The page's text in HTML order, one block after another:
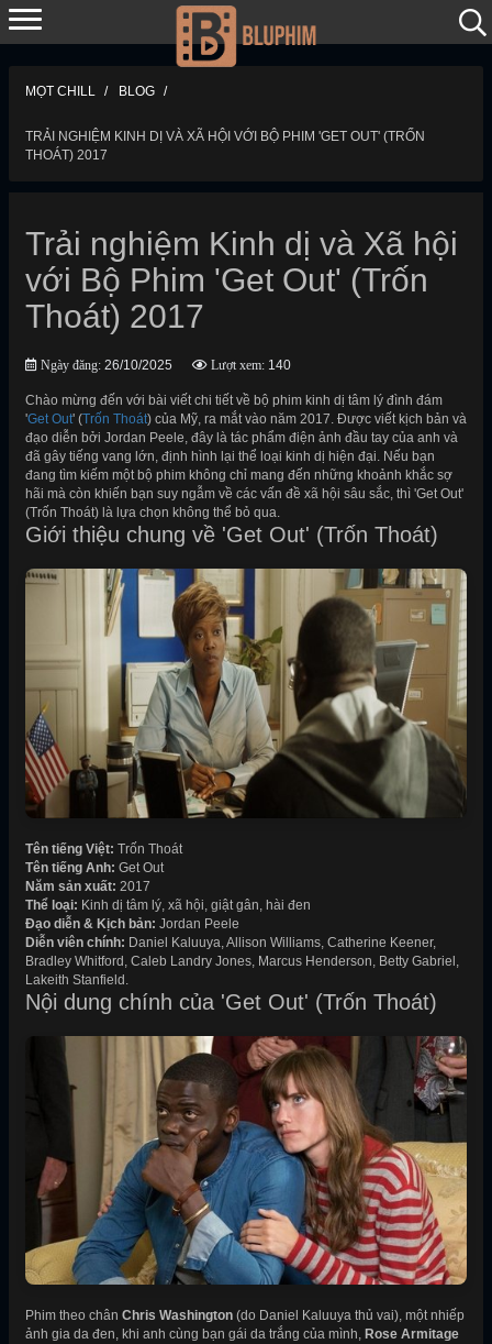
MỌT CHILL BLOG
TRẢI NGHIỆM KINH DỊ VÀ XÃ HỘI VỚI BỘ PHIM 'GET OUT' (TRỐN
THOÁT) 2017
Trải nghiệm Kinh dị và Xã hội
với Bộ Phim 'Get Out' (Trốn
Thoát) 2017
Ngày đăng: 26/10/2025 Lượt xem: 140
Chào mừng đến với bài viết chi tiết về bộ phim kinh dị tâm lý đình đám
'Get Out' (Trốn Thoát) của Mỹ, ra mắt vào năm 2017. Được viết kịch bản và
đạo diễn bởi Jordan Peele, đây là tác phẩm điện ảnh đầu tay của anh và
đã gây tiếng vang lớn, định hình lại thể loại kinh dị hiện đại. Nếu bạn
đang tìm kiếm một bộ phim không chỉ mang đến những khoảnh khắc sợ
hãi mà còn khiến bạn suy ngẫm về các vấn đề xã hội sâu sắc, thì 'Get Out'
(Trốn Thoát) là lựa chọn không thể bỏ qua.
Giới thiệu chung về 'Get Out' (Trốn Thoát)
Tên tiếng Việt: Trốn Thoát
Tên tiếng Anh: Get Out
Năm sản xuất: 2017
Thể loại: Kinh dị tâm lý, xã hội, giật gân, hài đen
Đạo diễn & Kịch bản: Jordan Peele
Diễn viên chính: Daniel Kaluuya, Allison Williams, Catherine Keener,
Bradley Whitford, Caleb Landry Jones, Marcus Henderson, Betty Gabriel,
Lakeith Stanfield.
Nội dung chính của 'Get Out' (Trốn Thoát)
Phim theo chân Chris Washington (do Daniel Kaluuya thủ vai), một nhiếp
ảnh gia da đen, khi anh cùng bạn gái da trắng của mình, Rose Armitage